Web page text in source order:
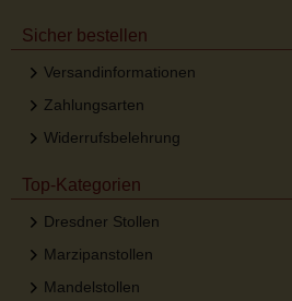
Sicher bestellen
Versandinformationen
Zahlungsarten
Widerrufsbelehrung
Top-Kategorien
Dresdner Stollen
Marzipanstollen
Mandelstollen